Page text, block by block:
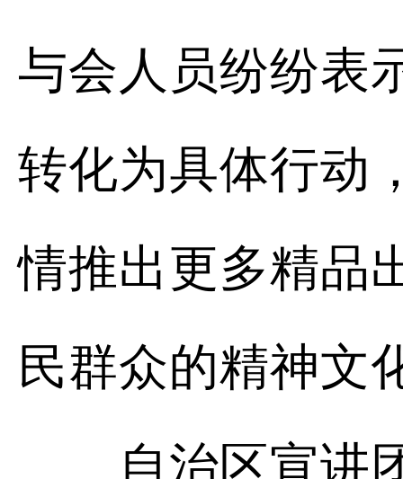
与会人员纷纷表
转化为具体行动
情推出更多精品
民群众的精神文
自治区宣讲团